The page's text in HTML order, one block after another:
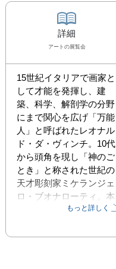
詳細
アート の展覧会
15世紀イタリアで画家と
して才能を発揮し、建
築、科学、解剖学の分野
にまで関心を広げ「万能
人」と呼ばれたレオナル
ド・ダ・ヴィンチ。10代
から頭角を現し「神のご
とき」と称された世紀の
天才彫刻家ミケランジェ
ロ・ブオナローティ。本
展は、芸術家の力量を示
全ての創造の源である素
もっと詳しく